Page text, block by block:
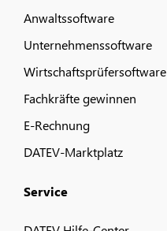
Anwaltssoftware
Unternehmenssoftware
Wirtschaftsprüfersoftware
Fachkräfte gewinnen
E-Rechnung
DATEV-Marktplatz
Service